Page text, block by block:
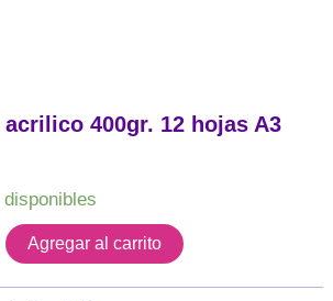
400gr. 12 hojas A3
disponibles
Agregar al carrito